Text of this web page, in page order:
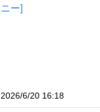
ニー]
2026/6/20 16:18